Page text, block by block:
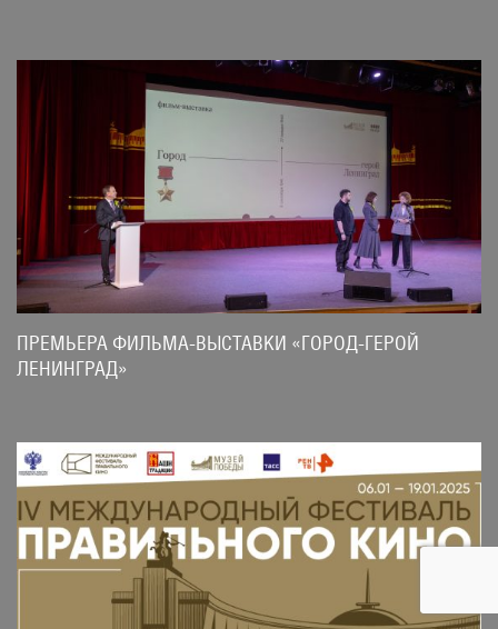
ПРЕМЬЕРА ФИЛЬМА-ВЫСТАВКИ «ГОРОД-ГЕРОЙ
ЛЕНИНГРАД»